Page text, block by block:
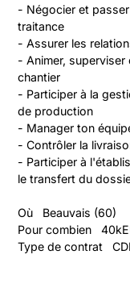
- Négocier et
traitance
- Assurer les
- Animer,
chantier
- Participer à la
de production
- Manager ton
- Contrôler la
- Participer à
le transfert du
Où   Beauvais (60)
Pour combien
Type de contrat   CDI